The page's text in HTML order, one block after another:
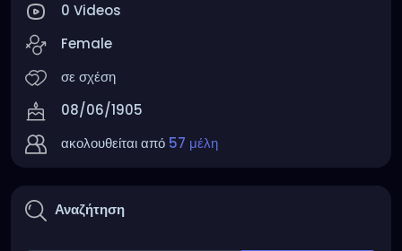
- Pro marijuana - medical and recreational
- Freedom of religion should only go so far. Your
not have full protection when you cause others
harm in the name of your so-called gods.
0 Videos
Female
σε σχέση
08/06/1905
ακολουθείται από 57 μέλη
Αναζήτηση